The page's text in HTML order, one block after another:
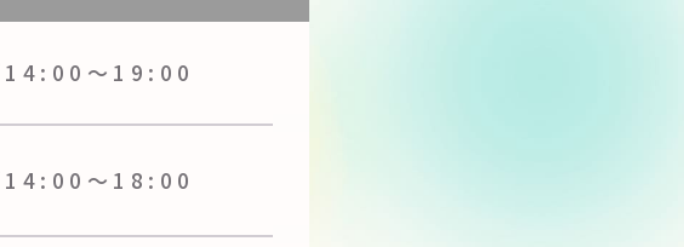
14:00〜19:00
14:00〜18:00